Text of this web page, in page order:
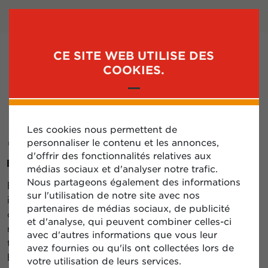
CE SITE WEB UTILISE DES
COOKIES.
Les cookies nous permettent de
personnaliser le contenu et les annonces,
d'offrir des fonctionnalités relatives aux
médias sociaux et d'analyser notre trafic.
Nous partageons également des informations
sur l'utilisation de notre site avec nos
partenaires de médias sociaux, de publicité
et d'analyse, qui peuvent combiner celles-ci
avec d'autres informations que vous leur
avez fournies ou qu'ils ont collectées lors de
votre utilisation de leurs services.
S’INSCRIRE
Bienvenue sur le portail dédié aux diplomates, aux
institutions diplomatiques et aux membres des
organisations internationales. Découvrez comment
notre Carte Fleet Diplomatique Détaxée vous aide à
transformer votre gestion quotidienne de carburant en
Belgique. Merci et à bientôt !